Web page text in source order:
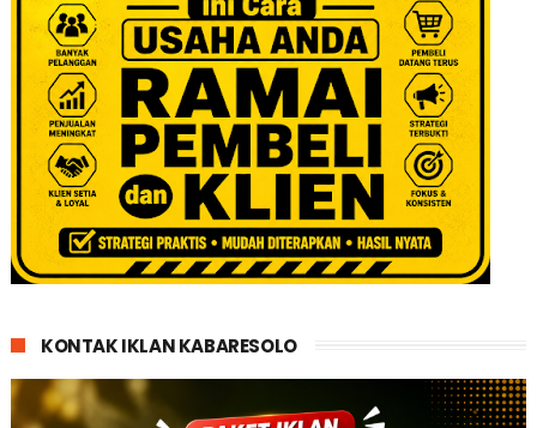
KONTAK IKLAN KABARESOLO